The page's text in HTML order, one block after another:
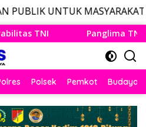
LAYANAN
Menko Polkam
Polsek Pemkot Budaya